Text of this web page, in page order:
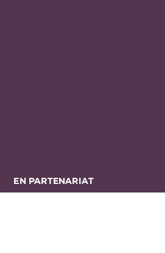
EN PARTENARIAT